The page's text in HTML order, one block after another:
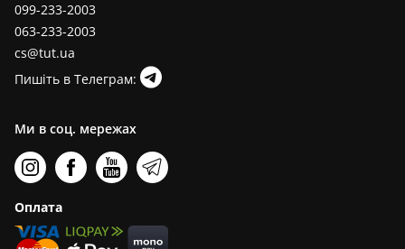
099-233-2003
063-233-2003
cs@tut.ua
Пишіть в Телеграм:
Ми в соц. мережах
Оплата